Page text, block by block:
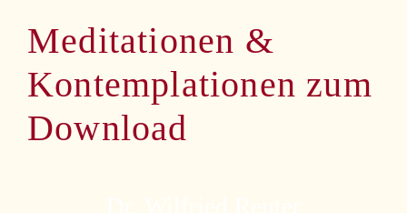
Meditationen &
Kontemplationen zum
Download